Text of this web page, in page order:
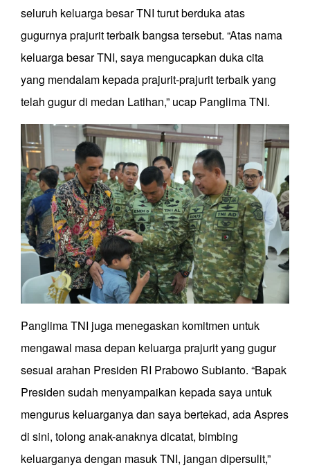
seluruh keluarga besar TNI turut berduka atas
gugurnya prajurit terbaik bangsa tersebut. “Atas nama
keluarga besar TNI, saya mengucapkan duka cita
yang mendalam kepada prajurit-prajurit terbaik yang
telah gugur di medan Latihan,” ucap Panglima TNI.
Panglima TNI juga menegaskan komitmen untuk
mengawal masa depan keluarga prajurit yang gugur
sesuai arahan Presiden RI Prabowo Subianto. “Bapak
Presiden sudah menyampaikan kepada saya untuk
mengurus keluarganya dan saya bertekad, ada Aspres
di sini, tolong anak-anaknya dicatat, bimbing
keluarganya dengan masuk TNI, jangan dipersulit,”